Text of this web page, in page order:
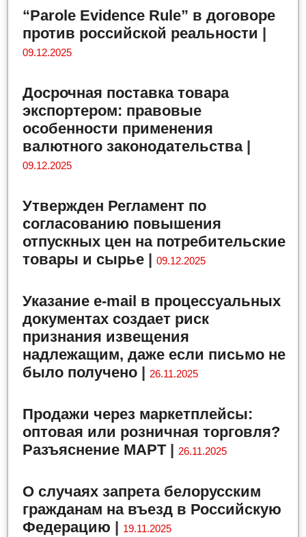
“Parole Evidence Rule” в договоре
против российской реальности |
09.12.2025
Досрочная поставка товара
экспортером: правовые
особенности применения
валютного законодательства|
09.12.2025
Утвержден Регламент по
согласованию повышения
отпускных цен на потребительские
товары и сырье |09.12.2025
Указание e-mail в процессуальных
документах создает риск
признания извещения
надлежащим, даже если письмо не
было получено |26.11.2025
Продажи через маркетплейсы:
оптовая или розничная торговля?
Разъяснение МАРТ|26.11.2025
О случаях запрета белорусским
гражданам на въезд в Российскую
Федерацию | 19.11.2025